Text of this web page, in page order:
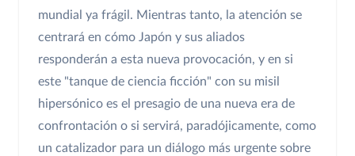
mundial ya frágil. Mientras tanto, la atención se
centrará en cómo Japón y sus aliados
responderán a esta nueva provocación, y en si
este "tanque de ciencia ficción" con su misil
hipersónico es el presagio de una nueva era de
confrontación o si servirá, paradójicamente, como
un catalizador para un diálogo más urgente sobre